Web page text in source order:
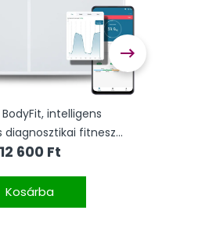
intelligens
diagnosztikai fitnesz
Bluetooth, fehér
12 600 Ft
Kosárba